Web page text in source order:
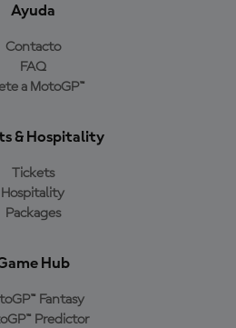
Ayuda
Contacto
FAQ
a MotoGP™
& Hospitality
Tickets
Hospitality
Packages
Hub
Fantasy
Predictor